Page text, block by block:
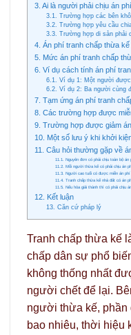
3. Ai là người phải chịu án
3.1. Trường hợp các bên
3.2. Trường hợp yêu cầu
3.3. Trường hợp di sản phải
4. Án phí tranh chấp thừa
5. Mức án phí tranh chấp
6. Ví dụ cách tính án phí
6.1. Ví dụ 1: Một người
6.2. Ví dụ 2: Ba người cùng
7. Tạm ứng án phí tranh
8. Các trường hợp được
9. Trường hợp được giảm
10. Một số lưu ý khi khởi
11. Câu hỏi thường gặp về
11.1. Nguyên đơn có phải chịu toàn bộ
11.2. Mỗi người thừa kế có phải chịu án
11.3. Người cao tuổi có được miễn án
11.4. Tranh chấp thừa kế nhà đất có án
11.5. Nếu hòa giải thành thì có phải chịu
12. Kết luận
13. Căn cứ pháp lý
Tranh chấp thừa kế
chấp dân sự phổ
không thống nhất
người chết để lại.
người thừa kế,
bao nhiêu, thời hiệu